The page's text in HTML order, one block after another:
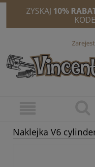
ZYSKAJ 10%
Naklejka V6